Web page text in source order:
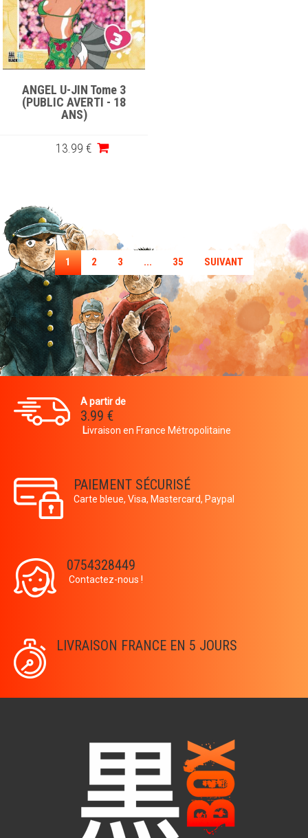
ANGEL U-JIN Tome 3
(PUBLIC AVERTI - 18
ANS)
13 .99 €
1 2 3 ... 35 SUIVANT
A partir de
3.99 €
Livraison en France Métropolitaine
PAIEMENT SÉCURISÉ
Carte bleue, Visa, Mastercard, Paypal
0754328449
Contactez-nous !
LIVRAISON FRANCE EN 5 JOURS